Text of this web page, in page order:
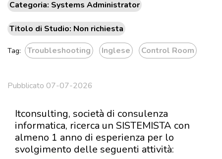
Categoria: Systems Administrator
Titolo di Studio: Non richiesta
Tag: Troubleshooting Inglese Control Room
Pubblicato 07-07-2026
Itconsulting, società di consulenza
informatica, ricerca un SISTEMISTA con
almeno 1 anno di esperienza per lo
svolgimento delle seguenti attività: